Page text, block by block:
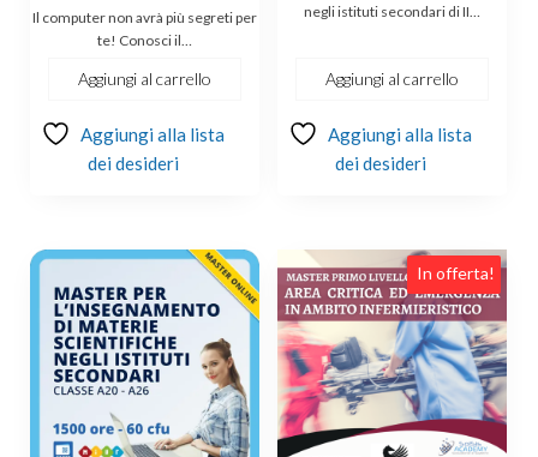
Il computer non avrà più segreti per
te! Conosci il…
Aggiungi al carrello
Aggiungi alla lista
dei desideri
negli istituti secondari di II…
Aggiungi al carrello
Aggiungi alla lista
dei desideri
In offerta!